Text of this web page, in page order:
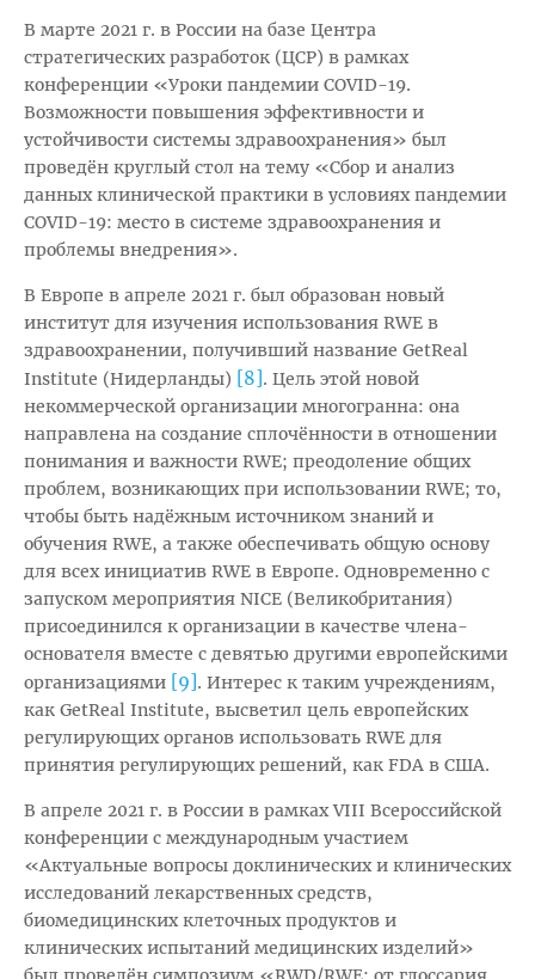
В марте 2021 г. в России на базе Центра
стратегических разработок (ЦСР) в рамках
конференции «Уроки пандемии COVID-19.
Возможности повышения эффективности и
устойчивости системы здравоохранения» был
проведён круглый стол на тему «Сбор и анализ
данных клинической практики в условиях пандемии
COVID-19: место в системе здравоохранения и
проблемы внедрения».
В Европе в апреле 2021 г. был образован новый
институт для изучения использования RWE в
здравоохранении, получивший название GetReal
Institute (Нидерланды) [8]. Цель этой новой
некоммерческой организации многогранна: она
направлена на создание сплочённости в отношении
понимания и важности RWE; преодоление общих
проблем, возникающих при использовании RWE; то,
чтобы быть надёжным источником знаний и
обучения RWE, а также обеспечивать общую основу
для всех инициатив RWE в Европе. Одновременно с
запуском мероприятия NICE (Великобритания)
присоединился к организации в качестве члена-
основателя вместе с девятью другими европейскими
организациями [9]. Интерес к таким учреждениям,
как GetReal Institute, высветил цель европейских
регулирующих органов использовать RWE для
принятия регулирующих решений, как FDA в США.
В апреле 2021 г. в России в рамках VIII Всероссийской
конференции с международным участием
«Актуальные вопросы доклинических и клинических
исследований лекарственных средств,
биомедицинских клеточных продуктов и
клинических испытаний медицинских изделий»